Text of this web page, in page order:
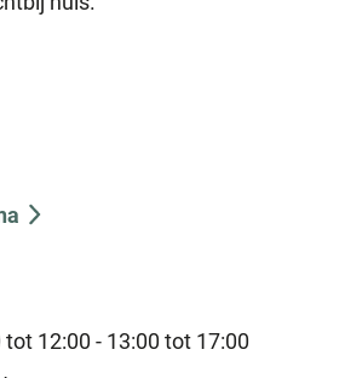
tot 12:00 - 13:00 tot 17:00